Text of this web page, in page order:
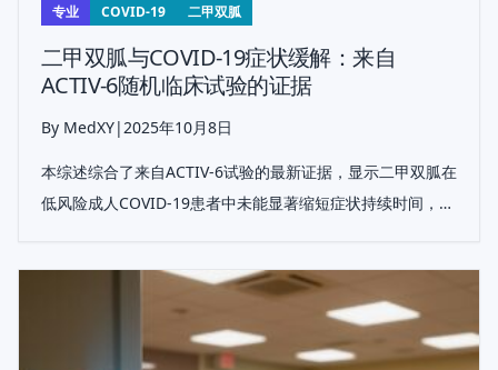
专业 COVID-19 二甲双胍
二甲双胍与COVID-19症状缓解：来自
ACTIV-6随机临床试验的证据
By MedXY| 2025年10月8日
本综述综合了来自ACTIV-6试验的最新证据，显示二甲双胍在
低风险成人COVID-19患者中未能显著缩短症状持续时间，涉